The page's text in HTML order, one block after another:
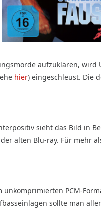
aufzuklären, wird
hier) eingeschleust. Die
sieht das Bild in
alten Blu-ray. Für mehr
unkomprimierten PCM-
sollte man